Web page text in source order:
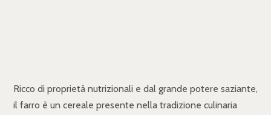
Ricco di proprietà nutrizionali e dal grande potere saziante,
il farro è un cereale presente nella tradizione culinaria